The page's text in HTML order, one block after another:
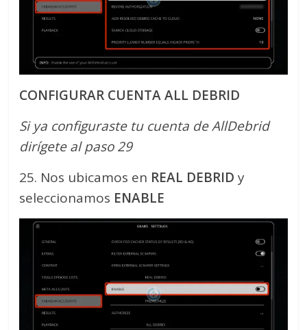
CONFIGURAR CUENTA ALL DEBRID
Si ya configuraste tu cuenta de AllDebrid
dirígete al paso 29
25. Nos ubicamos en REAL DEBRID y
seleccionamos ENABLE